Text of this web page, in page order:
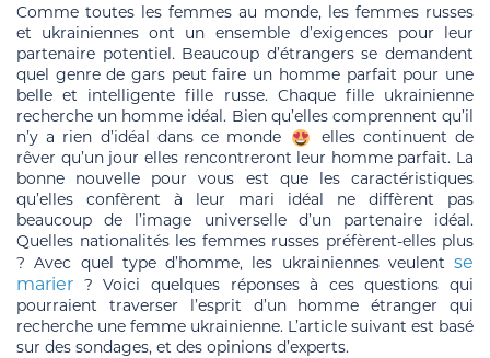
Comme toutes les femmes au monde, les femmes russes
et ukrainiennes ont un ensemble d’exigences pour leur
partenaire potentiel. Beaucoup d’étrangers se demandent
quel genre de gars peut faire un homme parfait pour une
belle et intelligente fille russe. Chaque fille ukrainienne
recherche un homme idéal. Bien qu’elles comprennent qu’il
n’y a rien d’idéal dans ce monde
elles continuent de
rêver qu’un jour elles rencontreront leur homme parfait. La
bonne nouvelle pour vous est que les caractéristiques
qu’elles confèrent à leur mari idéal ne diffèrent pas
beaucoup de l’image universelle d’un partenaire idéal.
Quelles nationalités les femmes russes préfèrent-elles plus
? Avec quel type d’homme, les ukrainiennes veulent se
marier ? Voici quelques réponses à ces questions qui
pourraient traverser l’esprit d’un homme étranger qui
recherche une femme ukrainienne. L’article suivant est basé
sur des sondages, et des opinions d’experts.